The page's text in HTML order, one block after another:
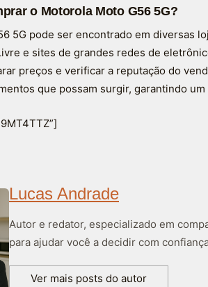
o Motorola Moto G56 5G?
5G pode ser encontrado em diversas
e sites de grandes redes de
preços e verificar a reputação do
que possam surgir, garantindo
Lucas Andrade
Autor e redator, especializado em
para ajudar você a decidir com
Ver mais posts do autor